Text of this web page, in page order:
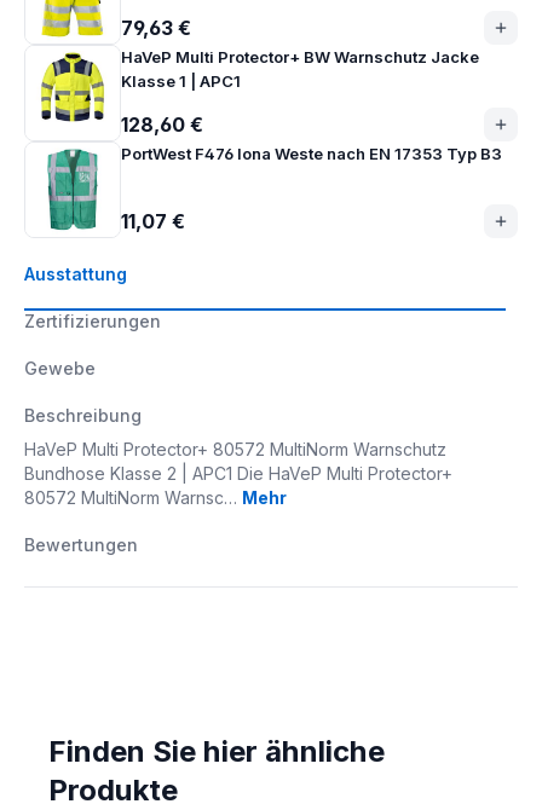
Ausstattung
Zertifizierungen
Gewebe
Beschreibung
HaVeP Multi Protector+ 80572 MultiNorm Warnschutz
Bundhose Klasse 2 | APC1 Die HaVeP Multi Protector+
80572 MultiNorm Warnsc… Mehr
Bewertungen
79,63 €
HaVeP Multi Protector+ BW Warnschutz Jacke
Klasse 1 | APC1
128,60 €
PortWest F476 Iona Weste nach EN 17353 Typ B3
11,07 €
Finden Sie hier ähnliche
Produkte